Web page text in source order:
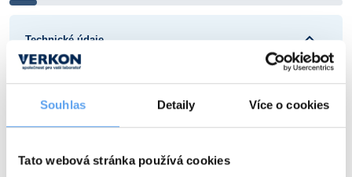
Souhlas Detaily Více o cookies
Tato webová stránka používá cookies
Technické údaje
Teplota lázně
max. +100 °C
Přesnost regulace teploty
±2 °C